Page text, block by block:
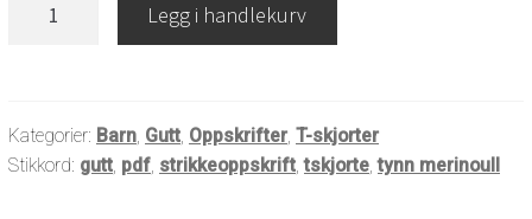
Legg i handlekurv
Kategorier: Barn, Gutt, Oppskrifter, T-skjorter
Stikkord: gutt, pdf, strikkeoppskrift,tskjorte,tynn merinoull